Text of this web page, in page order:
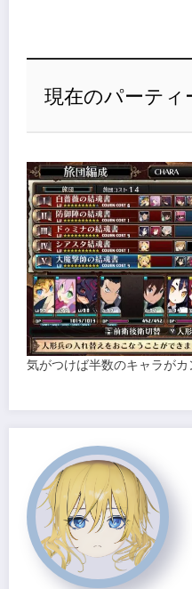
現在のパーティ
気がつけば半数のキャラがカ